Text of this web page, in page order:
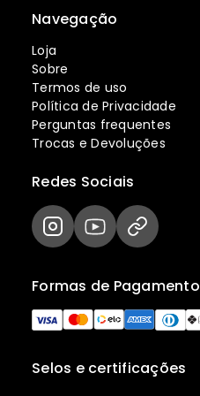
Navegação
Loja
Sobre
Termos de uso
Política de Privacidade
Perguntas frequentes
Trocas e Devoluções
Selos e certificações
Formas de Pagamento
Redes Sociais